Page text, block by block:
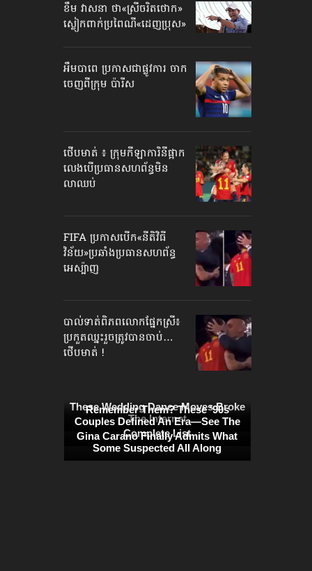
ខឹម វាសនា ថា«ស្រីចរិតថោក»​
ស្លៀកពាក់ប្រពៃណី​«ដេញប្រុស»
អឹមបាពេ ប្រកាសជាផ្លូវការ ចាក
ចេញពីក្រុម ប៉ារីស
ថើបមាត់ ៖ ក្រុមកីឡាការិនី​ផ្អាក
លេង​​បើប្រធានសហព័ន្ធ​មិន
លាឈប់
FIFA ប្រកាសបើក​«នីតិវិធី
វិន័យ»​ប្រឆាំងប្រធានសហព័ន្ធ​
អេស្ប៉ាញ
បាល់ទាត់​ពិភពលោក​ផ្នែកស្រី៖
ប្រកួតឈ្នះរួច​ត្រូវបានចាប់…
ថើបមាត់ !